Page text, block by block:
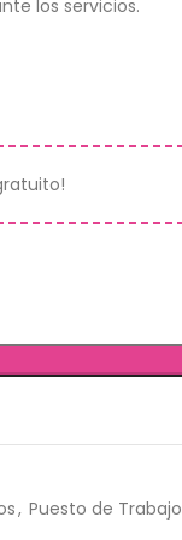
los servicios.
, Puesto de Trabajo